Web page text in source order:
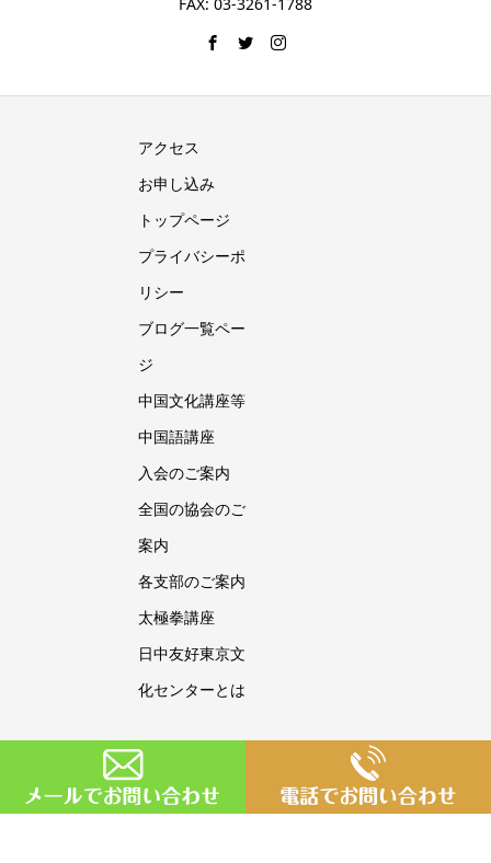
アクセス
お申し込み
トップページ
プライバシーポ
リシー
ブログ一覧ペー
ジ
中国文化講座等
中国語講座
入会のご案内
全国の協会のご
案内
各支部のご案内
太極拳講座
日中友好東京文
化センターとは
Copyright © 日中友好東京文化センター All Rights Reserved.